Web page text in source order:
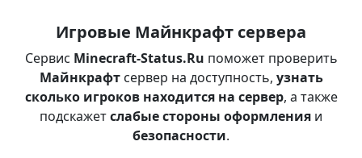
Игровые Майнкрафт сервера
Сервис Minecraft-Status.Ru поможет проверить
Майнкрафтсервер на доступность, узнать
сколько игроков находится на сервер, а также
подскажетслабые стороны оформления и
безопасности.